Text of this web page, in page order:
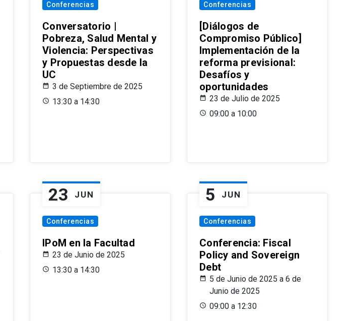
Conferencias
Conversatorio |
Pobreza, Salud Mental y
Violencia: Perspectivas
y Propuestas desde la
UC
3 de Septiembre de 2025
13:30 a 14:30
Conferencias
[Diálogos de
Compromiso Público]
Implementación de la
reforma previsional:
Desafíos y
oportunidades
23 de Julio de 2025
09:00 a 10:00
23 JUN
Conferencias
IPoM en la Facultad
23 de Junio de 2025
13:30 a 14:30
5 JUN
Conferencias
Conferencia: Fiscal
Policy and Sovereign
Debt
5 de Junio de 2025 a 6 de
Junio de 2025
09:00 a 12:30